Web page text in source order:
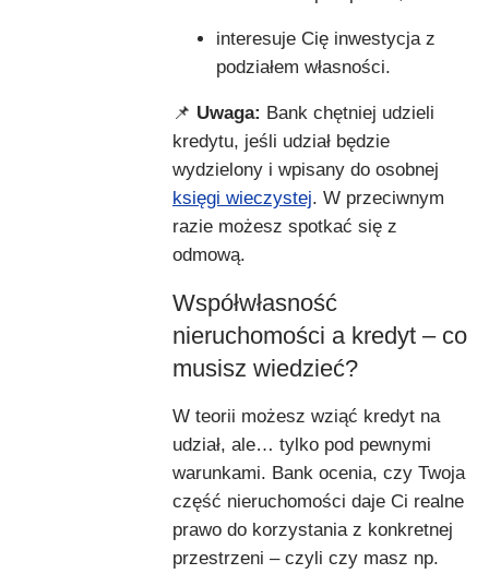
interesuje Cię inwestycja z
podziałem własności.
📌 Uwaga: Bank chętniej udzieli
kredytu, jeśli udział będzie
wydzielony i wpisany do osobnej
księgi wieczystej. W przeciwnym
razie możesz spotkać się z
odmową.
Współwłasność
nieruchomości a kredyt – co
musisz wiedzieć?
W teorii możesz wziąć kredyt na
udział, ale… tylko pod pewnymi
warunkami. Bank ocenia, czy Twoja
część nieruchomości daje Ci realne
prawo do korzystania z konkretnej
przestrzeni – czyli czy masz np.